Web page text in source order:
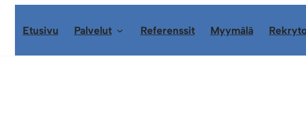
Etusivu Palvelut Referenssit Myymälä